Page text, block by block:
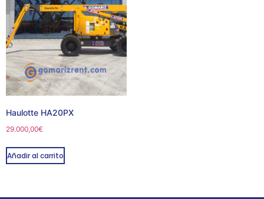
Haulotte HA20PX
29.000,00€
Añadir al carrito